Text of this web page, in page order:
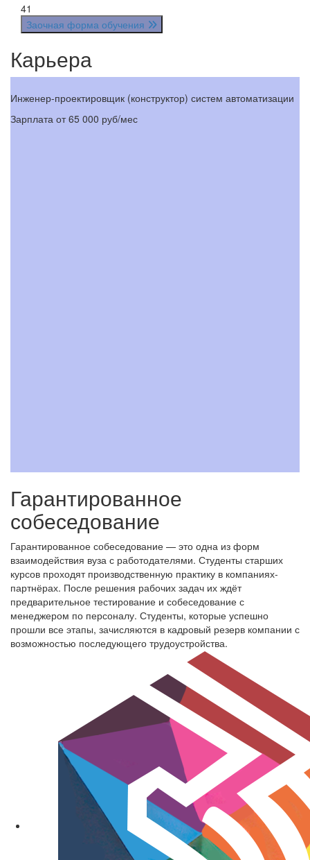
41
Заочная форма обучения
Карьера
Инженер-проектировщик (конструктор) систем автоматизации
Зарплата от 65 000 руб/мес
Гарантированное
собеседование
Гарантированное собеседование — это одна из форм
взаимодействия вуза с работодателями. Студенты старших
курсов проходят производственную практику в компаниях-
партнёрах. После решения рабочих задач их ждёт
предварительное тестирование и собеседование с
менеджером по персоналу. Студенты, которые успешно
прошли все этапы, зачисляются в кадровый резерв компании с
возможностью последующего трудоустройства.